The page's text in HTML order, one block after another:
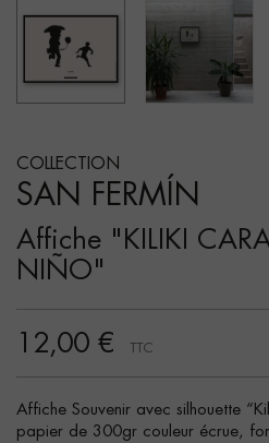
COLLECTION
SAN FERMÍN
Affiche "KILIKI
NIÑO"
12,00 € TTC
Affiche Souvenir avec silhouette
papier de 300gr couleur écrue,